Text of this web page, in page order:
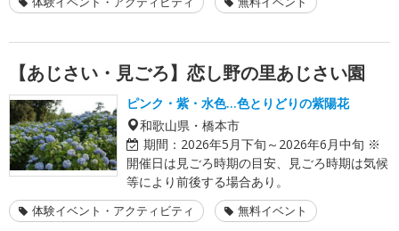
【あじさい・見ごろ】恋し野の里あじさい園
ピンク・紫・水色…色とりどりの紫陽花
和歌山県・橋本市
期間： 2026年5月下旬～2026年6月中旬 ※
開催日は見ごろ時期の目安、見ごろ時期は気候
等により前後する場合あり。
体験イベント・アクティビティ 無料イベント